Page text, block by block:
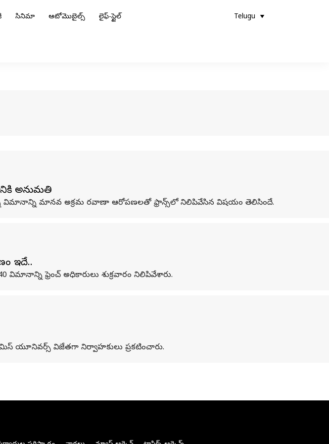
సినిమా ఆటోమొబైల్స్ లైఫ్-స్టైల్ Telugu
అనుమతి
విమానాన్ని మానవ అక్రమ రవాణా ఆరోపణలతో ఫ్రాన్స్‌లో నిలిపివేసిన విషయం తెలిసిందే.
ఇదే..
ఫ్రెంచ్ అధికారులు శుక్రవారం నిలిపివేశారు.
యూనివర్స్ విజేతగా నిర్వాహకులు ప్రకటించారు.